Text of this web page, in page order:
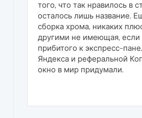
того, что так нравилось в
осталось лишь название.
сборка хрома, никаких
другими не имеющая, если
прибитого к экспресс-
Яндекса и реферальной
окно в мир придумали.